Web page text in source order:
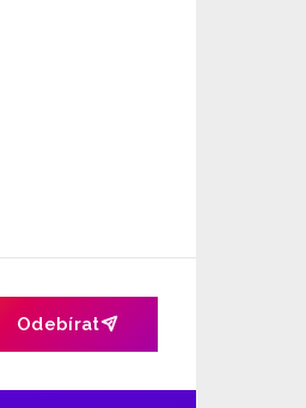
Odebírat